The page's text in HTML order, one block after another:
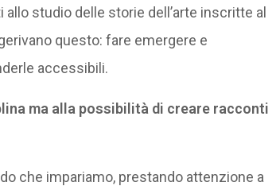
studio delle storie dell’arte inscritte al
questo: fare emergere e
accessibili.
ma alla possibilità di creare racconti
che impariamo, prestando attenzione a